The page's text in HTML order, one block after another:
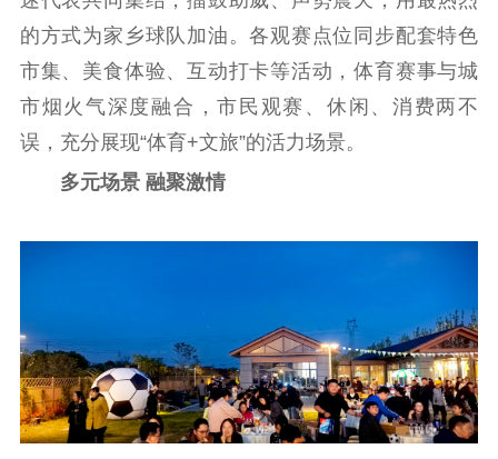
的方式为家乡球队加油。各观赛点位同步配套特色
市集、美食体验、互动打卡等活动，体育赛事与城
市烟火气深度融合，市民观赛、休闲、消费两不
误，充分展现“体育+文旅”的活力场景。
多元场景 融聚激情